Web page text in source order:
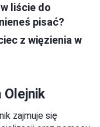
liście do
pisać?
z więzienia w
Olejnik
zajmuje się